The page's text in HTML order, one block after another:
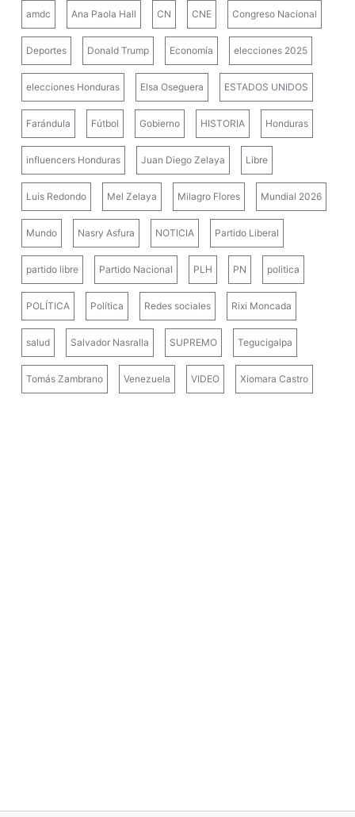
amdc Ana Paola Hall CN CNE Congreso Nacional
Deportes Donald Trump Economía elecciones 2025
elecciones Honduras Elsa Oseguera ESTADOS UNIDOS
Farándula Fútbol Gobierno HISTORIA Honduras
influencers Honduras Juan Diego Zelaya Libre
Luis Redondo Mel Zelaya Milagro Flores Mundial 2026
Mundo Nasry Asfura NOTICIA Partido Liberal
partido libre Partido Nacional PLH PN politica
POLÍTICA Política Redes sociales Rixi Moncada
salud Salvador Nasralla SUPREMO Tegucigalpa
Tomás Zambrano Venezuela VIDEO Xiomara Castro